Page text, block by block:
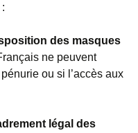
des masques
ne peuvent
ou si l’accès aux
légal des